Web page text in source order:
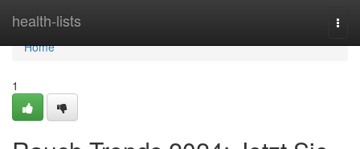
health-lists
Home
Home
1